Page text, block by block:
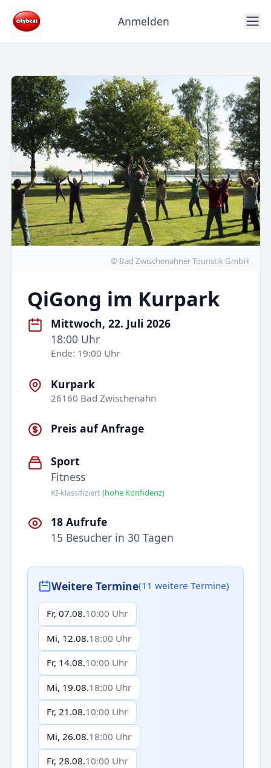
Anmelden
© Bad Zwischenahner Touristik GmbH
QiGong im Kurpark
Mittwoch, 22. Juli 2026
18:00 Uhr
Ende: 19:00 Uhr
Kurpark
26160 Bad Zwischenahn
Preis auf Anfrage
Sport
Fitness
KI-klassifiziert(hohe Konfidenz)
18 Aufrufe
15 Besucher in 30 Tagen
Weitere Termine(11 weitere Termine)
Fr, 07.08.10:00 Uhr
Mi, 12.08.18:00 Uhr
Fr, 14.08.10:00 Uhr
Mi, 19.08.18:00 Uhr
Fr, 21.08.10:00 Uhr
Mi, 26.08.18:00 Uhr
Fr, 28.08.10:00 Uhr